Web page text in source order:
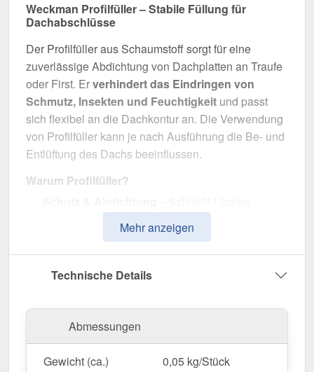
Weckman Profilfüller – Stabile Füllung für
Dachabschlüsse
Der Profilfüller aus Schaumstoff sorgt für eine
zuverlässige Abdichtung von Dachplatten an Traufe
oder First. Erverhindert das Eindringen von
Schmutz, Insekten und Feuchtigkeit und passt
sich flexibel an die Dachkontur an. Die Verwendung
von Profilfüller kann je nach Ausführung die Be- und
Entlüftung des Dachs beeinflussen.
Warum Profilfüller?
Passgenau für 45/333– Für auf das Blech,
entwickelt für eine optimale Abdichtung.
Einfache Verarbeitung
– 1,00 m Länge für eine
Farblich abgestimmt– In Schwarz für eine
harmonische Optik auf dem Dach.
Mehr anzeigen
Technische Details
Abmessungen
Gewicht (ca.)
0,05 kg/Stück